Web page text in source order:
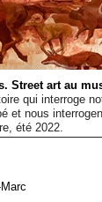
Street art au
qui interroge
et nous
été 2022.